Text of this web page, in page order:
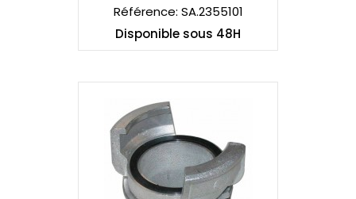
Référence: SA.2355101
Disponible sous 48H